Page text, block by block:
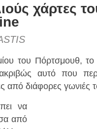
χάρτες
του Πόρτσμουθ,
αυτό που
από διάφορες γωνιές
να
από